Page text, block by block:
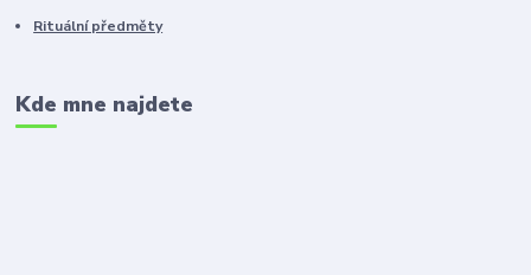
Rituální předměty
Kde mne najdete